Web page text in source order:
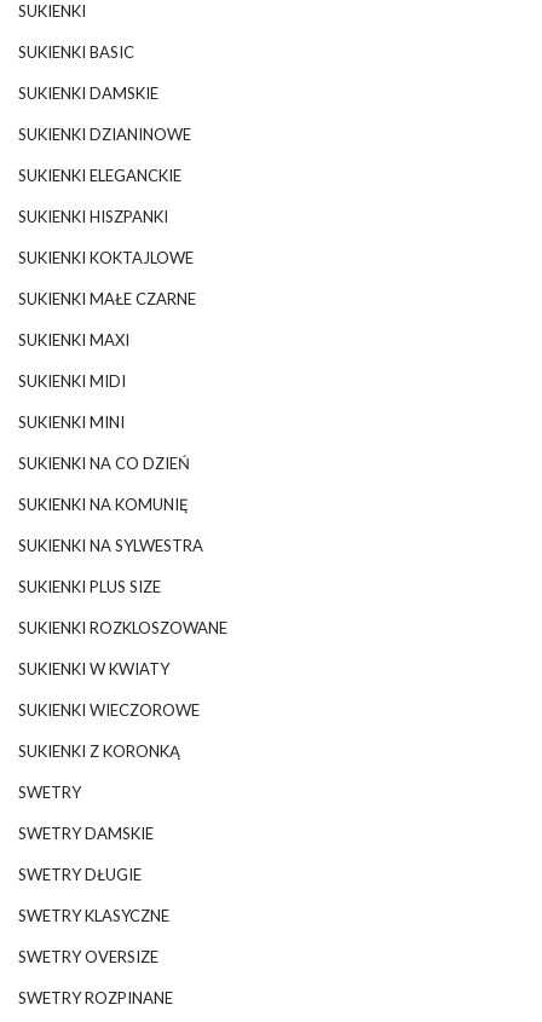
SUKIENKI
SUKIENKI BASIC
SUKIENKI DAMSKIE
SUKIENKI DZIANINOWE
SUKIENKI ELEGANCKIE
SUKIENKI HISZPANKI
SUKIENKI KOKTAJLOWE
SUKIENKI MAŁE CZARNE
SUKIENKI MAXI
SUKIENKI MIDI
SUKIENKI MINI
SUKIENKI NA CO DZIEŃ
SUKIENKI NA KOMUNIĘ
SUKIENKI NA SYLWESTRA
SUKIENKI PLUS SIZE
SUKIENKI ROZKLOSZOWANE
SUKIENKI W KWIATY
SUKIENKI WIECZOROWE
SUKIENKI Z KORONKĄ
SWETRY
SWETRY DAMSKIE
SWETRY DŁUGIE
SWETRY KLASYCZNE
SWETRY OVERSIZE
SWETRY ROZPINANE